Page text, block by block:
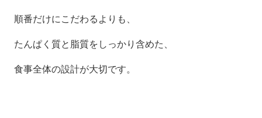
順番だけにこだわるよりも、
たんぱく質と脂質をしっかり含めた、
食事全体の設計が大切です。